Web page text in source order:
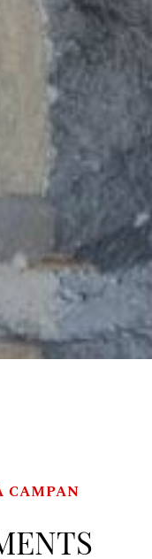
CAMPAN